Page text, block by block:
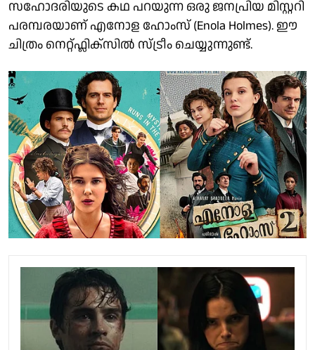
സഹോദരിയുടെ കഥ പറയുന്ന ഒരു ജനപ്രിയ മിസ്റ്ററി
പരമ്പരയാണ് എനോള ഹോംസ് (Enola Holmes). ഈ
ചിത്രം നെറ്റ്ഫ്ലിക്സിൽ സ്ട്രീം ചെയ്യുന്നുണ്ട്.